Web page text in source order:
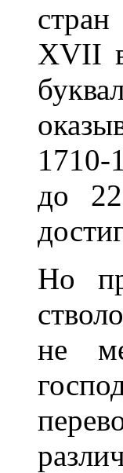
XVII
1710-
до
Но
не